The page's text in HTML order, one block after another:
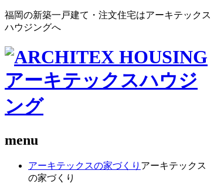
福岡の新築一戸建て・注文住宅はアーキテックス
ハウジングへ
menu
アーキテックスの家づくり アーキテックス
の家づくり